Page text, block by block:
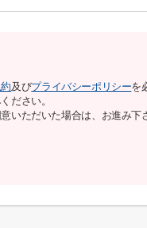
及びプライバシーポリシーを
ださい。
いただいた場合は、お進み下